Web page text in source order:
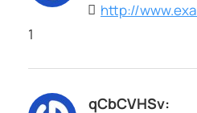
http://
1
qCbCVHSv: